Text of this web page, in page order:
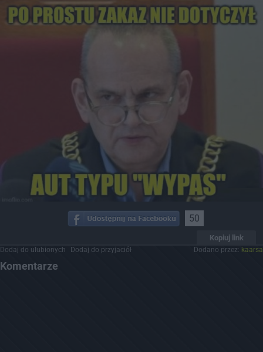
50
Kopiuj link
Dodaj do ulubionych Dodaj do przyjaciół Dodano przez: kaarsa
Komentarze